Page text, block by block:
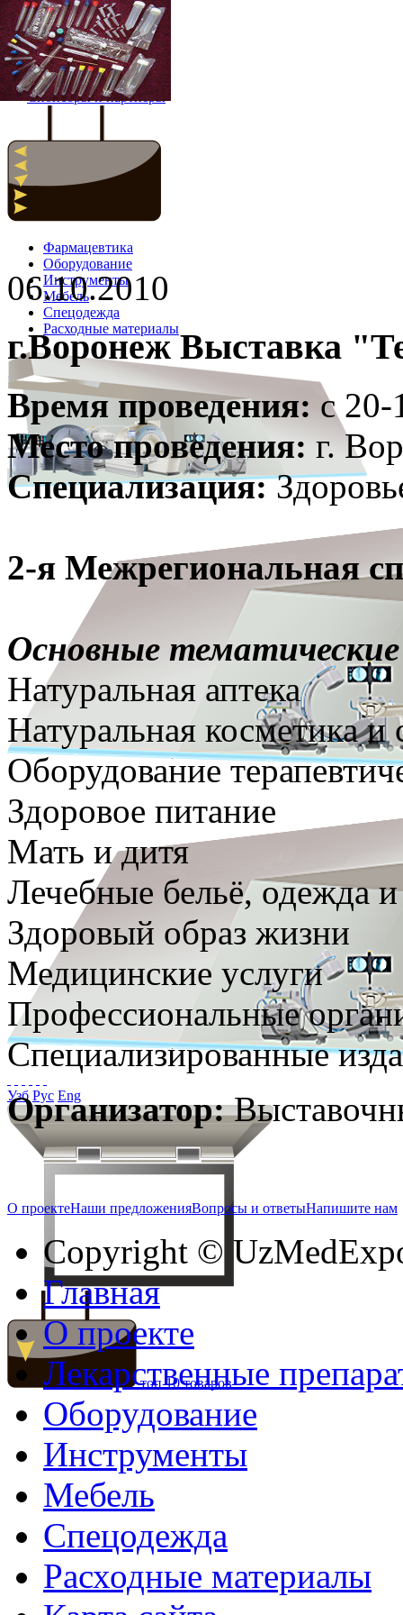
Главная
Новости
Спонсоры и партнёры
Фармацевтика
Оборудование
Инструменты
Мебель
Спецодежда
Расходные материалы
Узб Рус Eng
топ 10 товаров
06.10.2010
г.Воронеж Выставка
Время проведения: с
Место проведения: г.
Специализация:
2-я Межрегиональная
Основные тематические
Натуральная аптека
Натуральная косметика и
Оборудование
Здоровое питание
Мать и дитя
Лечебные бельё, одежда
Здоровый образ жизни
Медицинские услуги
Профессиональные
Специализированные
Организатор:
О проектеНаши предложенияВопросы и ответыНапишите нам
Copyright ©
Главная
О проекте
Лекарственные
Оборудование
Инструменты
Мебель
Спецодежда
Расходные материалы